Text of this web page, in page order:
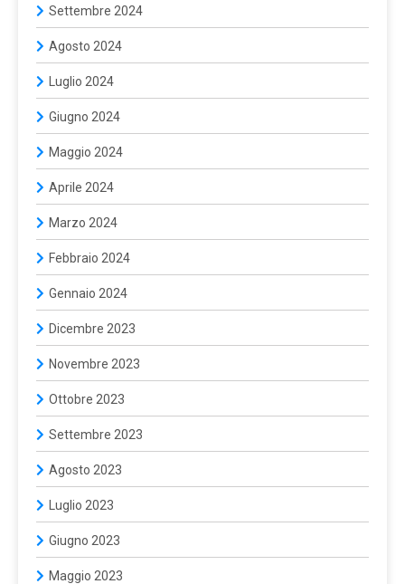
Settembre 2024
Agosto 2024
Luglio 2024
Giugno 2024
Maggio 2024
Aprile 2024
Marzo 2024
Febbraio 2024
Gennaio 2024
Dicembre 2023
Novembre 2023
Ottobre 2023
Settembre 2023
Agosto 2023
Luglio 2023
Giugno 2023
Maggio 2023